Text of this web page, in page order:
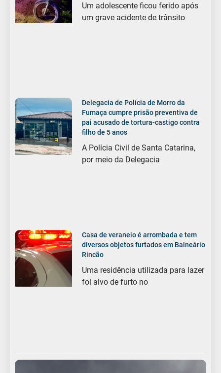
Um adolescente ficou ferido após
um grave acidente de trânsito
Delegacia de Polícia de Morro da
Fumaça cumpre prisão preventiva de
pai acusado de tortura-castigo contra
filho de 5 anos
A Polícia Civil de Santa Catarina,
por meio da Delegacia
Casa de veraneio é arrombada e tem
diversos objetos furtados em Balneário
Rincão
Uma residência utilizada para lazer
foi alvo de furto no